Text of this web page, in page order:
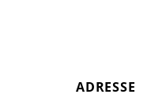
ADRESSE